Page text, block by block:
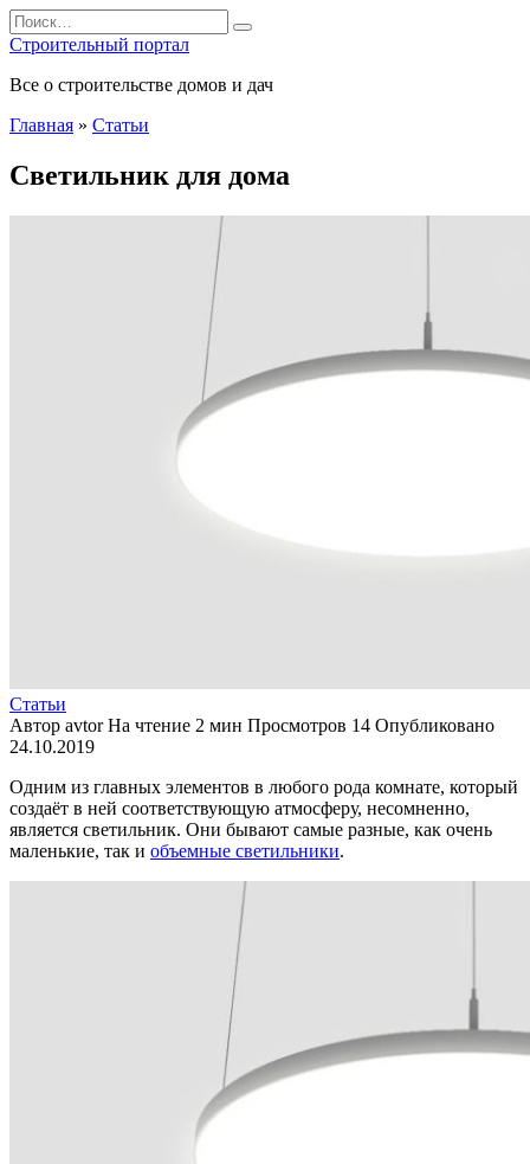
Перейти
к
содержанию
Search
for:
Строительный портал
Все о строительстве домов и дач
Главная » Статьи
Светильник для дома
Статьи
Автор avtor На чтение 2 мин Просмотров 14 Опубликовано
24.10.2019
Одним из главных элементов в любого рода комнате, который
создаёт в ней соответствующую атмосферу, несомненно,
является светильник. Они бывают самые разные, как очень
маленькие, так и объемные светильники.